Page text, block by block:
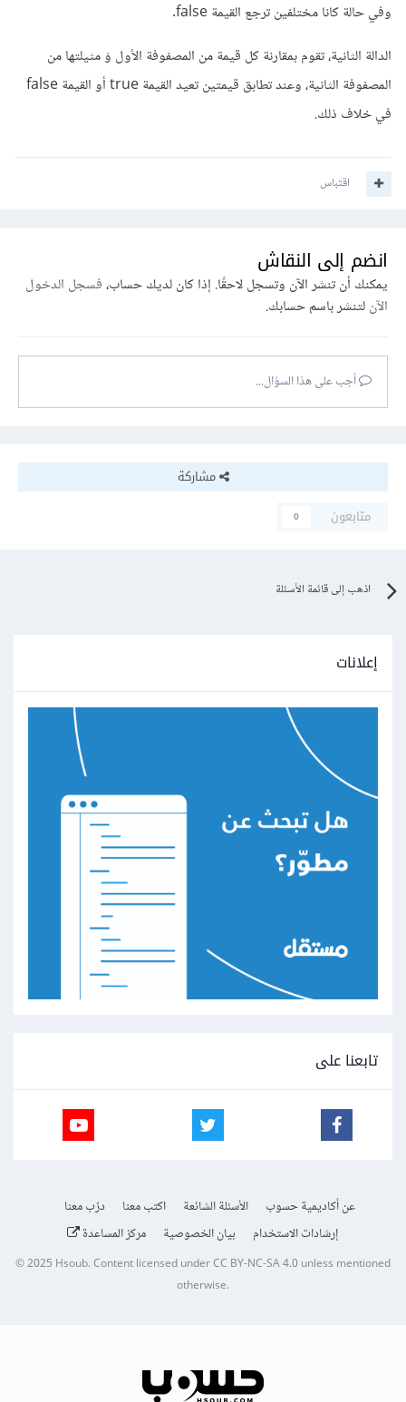
وفي حالة كانا مختلفين ترجع القيمة false.
الدالة الثانية، تقوم بمقارنة كل قيمة من المصفوفة الأول وَ مثيلتها من
المصفوفة الثانية، وعند تطابق قيمتين تعيد القيمة true أو القيمة false
في خلاف ذلك.
اقتباس
انضم إلى النقاش
يمكنك أن تنشر الآن وتسجل لاحقًا. إذا كان لديك حساب،فسجل الدخول
الآنلتنشر باسم حسابك.
أجب على هذا السؤال...
مشاركة
متابعون
0
اذهب إلى قائمة الأسئلة
إعلانات
تابعنا على
عن أكاديمية حسوب الأسئلة الشائعة اكتب معنا
درّب معنا
إرشادات الاستخدام
بيان الخصوصية مركز المساعدة
© 2025Hsoub.Content licensed underCC BY-NC-SA 4.0unless mentioned
otherwise.